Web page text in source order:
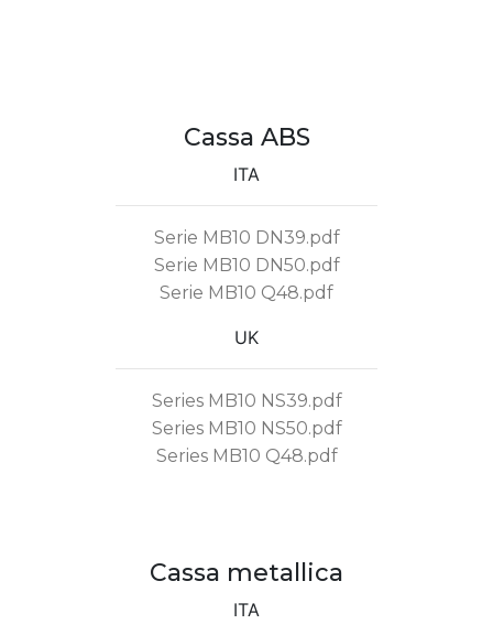
Cassa ABS
ITA
Serie MB10 DN39.pdf
Serie MB10 DN50.pdf
Serie MB10 Q48.pdf
UK
Series MB10 NS39.pdf
Series MB10 NS50.pdf
Series MB10 Q48.pdf
Cassa metallica
ITA